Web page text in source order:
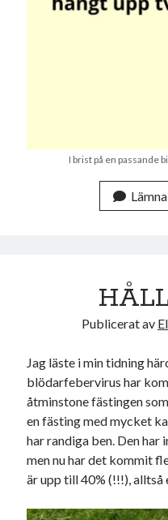
I brist på en passande
Publicerat av
Jag läste i min tidning
blödarfebervirus har
åtminstone fästingen
en fästing med mycket
har randiga ben. Den har
men nu har det kommit
är upp till 40% (!!!),